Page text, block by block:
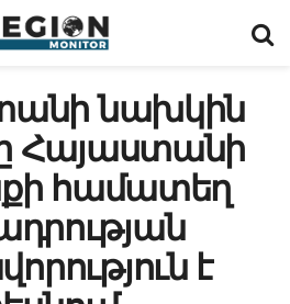
նախկին
Հայաստանի
համատեղ
է